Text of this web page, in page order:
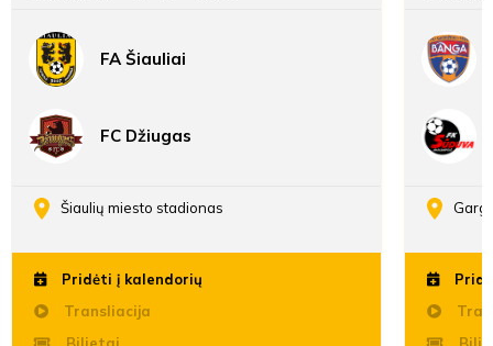
FA Šiauliai
FC Džiugas
Šiaulių miesto stadionas
Pridėti į kalendorių
Transliacija